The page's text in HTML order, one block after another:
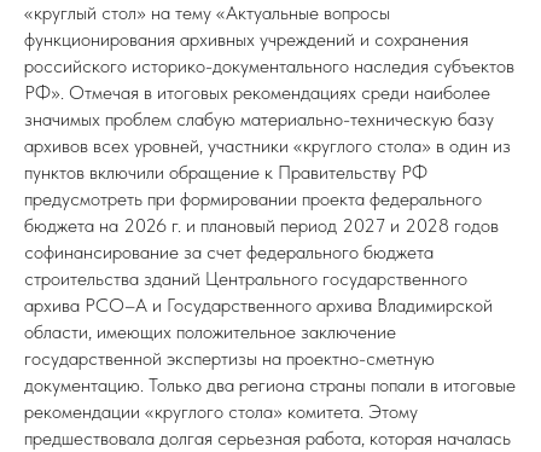
«круглый стол» на тему «Актуальные вопросы
функционирования архивных учреждений и сохранения
российского историко-документального наследия субъектов
РФ». Отмечая в итоговых рекомендациях среди наиболее
значимых проблем слабую материально-техническую базу
архивов всех уровней, участники «круглого стола» в один из
пунктов включили обращение к Правительству РФ
предусмотреть при формировании проекта федерального
бюджета на 2026 г. и плановый период 2027 и 2028 годов
софинансирование за счет федерального бюджета
строительства зданий Центрального государственного
архива РСО–А и Государственного архива Владимирской
области, имеющих положительное заключение
государственной экспертизы на проектно-сметную
документацию. Только два региона страны попали в итоговые
рекомендации «круглого стола» комитета. Этому
предшествовала долгая серьезная работа, которая началась